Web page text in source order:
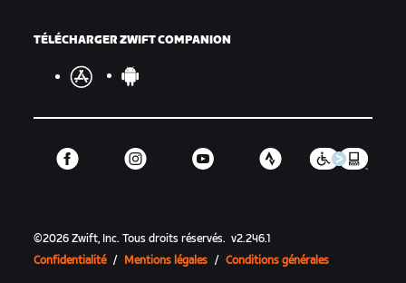
TÉLÉCHARGER ZWIFT COMPANION
©2026 Zwift, Inc.Tous droits réservés. v2.246.1
Confidentialité / Mentions légales / Conditions générales